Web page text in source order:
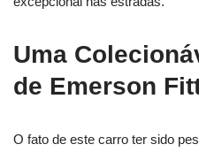
Uma
de Emerson
O fato de este carro ter sido